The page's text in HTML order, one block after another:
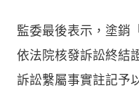
監委最後表示，塗銷
依法院核發訴訟終結
訴訟繫屬事實註記予